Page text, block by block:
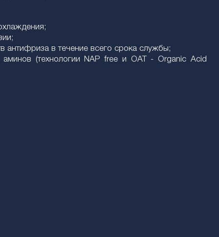
антифриза в течение всего срока службы;
(технологии NAP free и OAT - Organic Acid